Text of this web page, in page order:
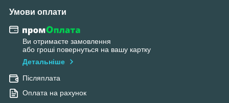
Умови оплати
Ви отримаєте замовлення
або гроші повернуться на вашу картку
Детальніше
Післяплата
Оплата на рахунок